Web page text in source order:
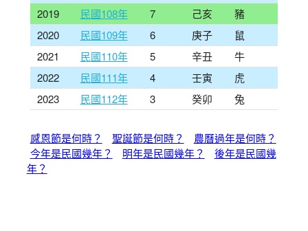
2019
民國108年 7 己亥
豬
2020
民國109年 6 庚子
鼠
2021
民國110年 5 辛丑
牛
2022
民國111年 4 壬寅
虎
2023
民國112年 3 癸卯 兔
感恩節是何時？ 聖誕節是何時？
農曆過年是何時？
今年是民國幾年？
明年是民國幾年？
後年是民國幾
年？